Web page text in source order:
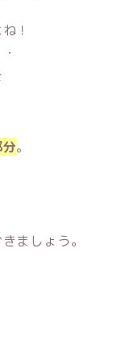
！
。
ましょう。